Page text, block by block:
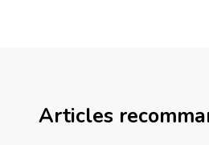
Articles